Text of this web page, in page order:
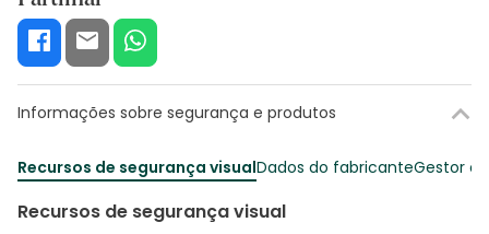
Informações sobre segurança e produtos
Recursos de segurança visualDados do fabricanteGestor
Recursos de segurança visual